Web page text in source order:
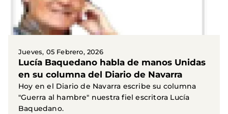
Jueves, 05 Febrero, 2026
Lucía Baquedano habla de manos Unidas
en su columna del Diario de Navarra
Hoy en el Diario de Navarra escribe su columna
"Guerra al hambre" nuestra fiel escritora Lucía
Baquedano.